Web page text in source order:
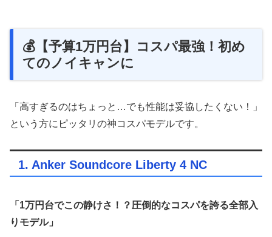
💰【予算1万円台】コスパ最強！初め
てのノイキャンに
「高すぎるのはちょっと…でも性能は妥協したくない！」
という方にピッタリの神コスパモデルです。
1. Anker Soundcore Liberty 4 NC
「1万円台でこの静けさ！？圧倒的なコスパを誇る全部入
りモデル」